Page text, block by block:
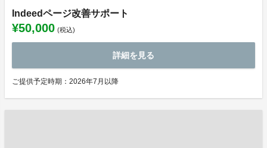
Indeedページ改善サポート
¥50,000 (税込)
詳細を見る
ご提供予定時期：2026年7月以降